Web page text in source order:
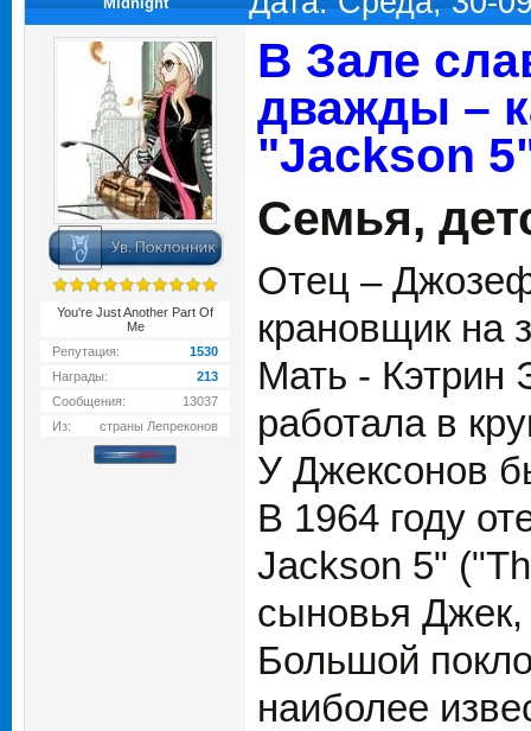
You're Just Another Part Of
Me
Репутация:
1530
Награды:
213
Сообщения:
13037
Из:
страны Лепреконов
В Зале
дважды –
"Jackson
Семья,
Отец –
крановщик на
Мать - Кэтрин
работала в
У Джексонов
В 1964 году
Jackson 5"
сыновья
Большой
наиболее